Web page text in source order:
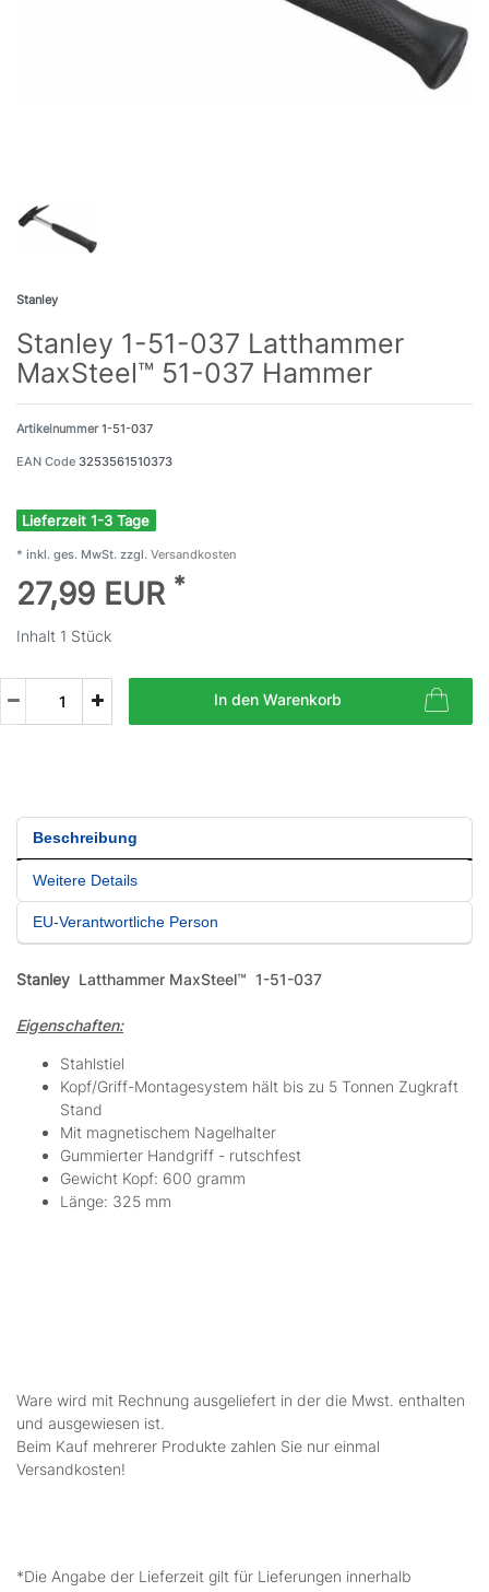
Stanley
Stanley 1-51-037 Latthammer
MaxSteel™ 51-037 Hammer
Artikelnummer1-51-037
EAN Code 3253561510373
Lieferzeit 1-3 Tage
* inkl. ges. MwSt. zzgl. Versandkosten
27,99 EUR *
Inhalt 1 Stück
In den Warenkorb
Beschreibung
Weitere Details
EU-Verantwortliche Person
Stanley Latthammer MaxSteel™ 1-51-037
Eigenschaften:
Stahlstiel
Kopf/Griff-Montagesystem hält bis zu 5 Tonnen Zugkraft
Stand
Mit magnetischem Nagelhalter
Gummierter Handgriff - rutschfest
Gewicht Kopf: 600 gramm
Länge: 325 mm
Ware wird mit Rechnung ausgeliefert in der die Mwst. enthalten
und ausgewiesen ist.
Beim Kauf mehrerer Produkte zahlen Sie nur einmal
Versandkosten!
*Die Angabe der Lieferzeit gilt für Lieferungen innerhalb